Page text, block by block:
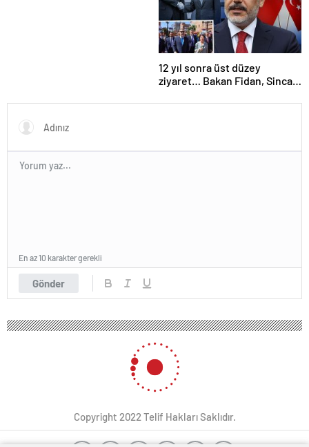
12 yıl sonra üst düzey
ziyaret… Bakan Fidan, Sincan
çıkan 3 başlık
Gönder
En az 10 karakter gerekli
Copyright 2022 Telif Hakları Saklıdır.